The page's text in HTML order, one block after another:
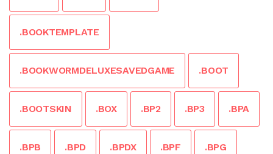
.BOOKTEMPLATE
.BOOKWORMDELUXESAVEDGAME .BOOT
.BOOTSKIN .BOX .BP2 .BP3 .BPA
.BPB .BPD .BPDX .BPF .BPG